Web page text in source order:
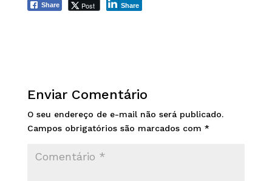
Share Post Share
Enviar Comentário
O seu endereço de e-mail não será publicado.
Campos obrigatórios são marcados com *